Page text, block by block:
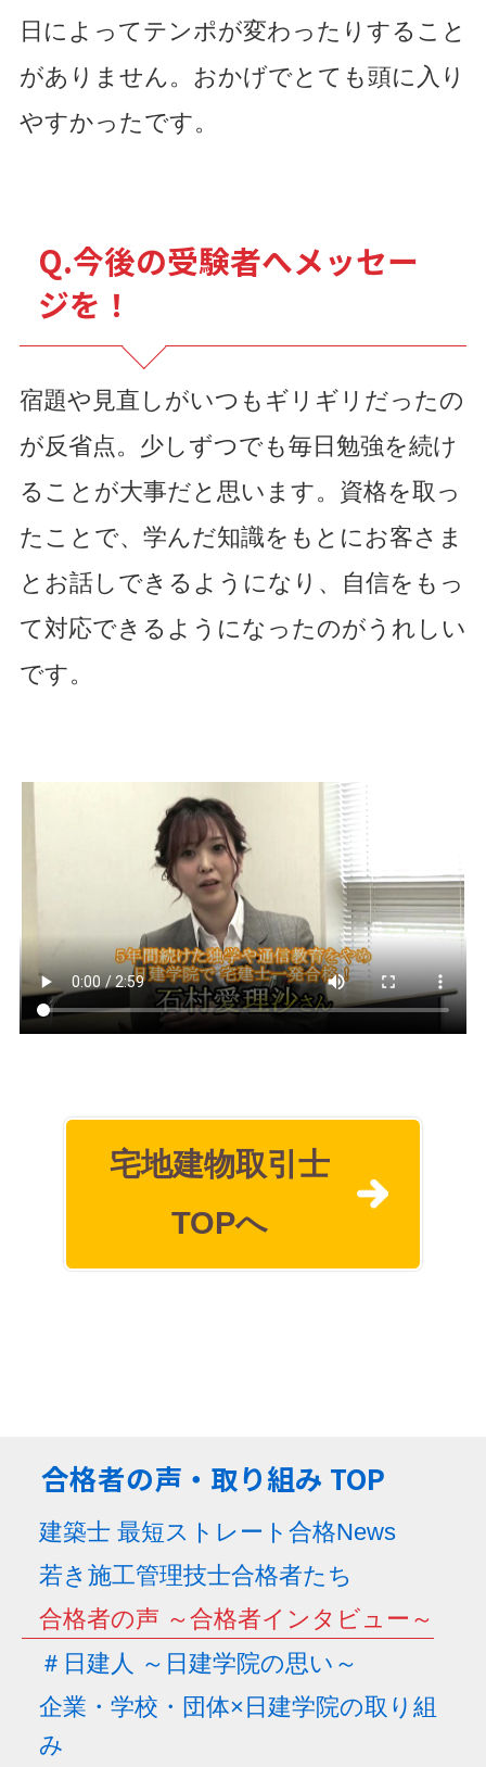
日によってテンポが変わったりすること
がありません。おかげでとても頭に入り
やすかったです。
Q.今後の受験者へメッセー
ジを！
宿題や見直しがいつもギリギリだったの
が反省点。少しずつでも毎日勉強を続け
ることが大事だと思います。資格を取っ
たことで、学んだ知識をもとにお客さま
とお話しできるようになり、自信をもっ
て対応できるようになったのがうれしい
です。
宅地建物取引士
TOPへ
合格者の声・取り組み TOP
建築士 最短ストレート合格News
若き施工管理技士合格者たち
合格者の声 ～合格者インタビュー～
＃日建人 ～日建学院の思い～
企業・学校・団体×日建学院の取り組
み